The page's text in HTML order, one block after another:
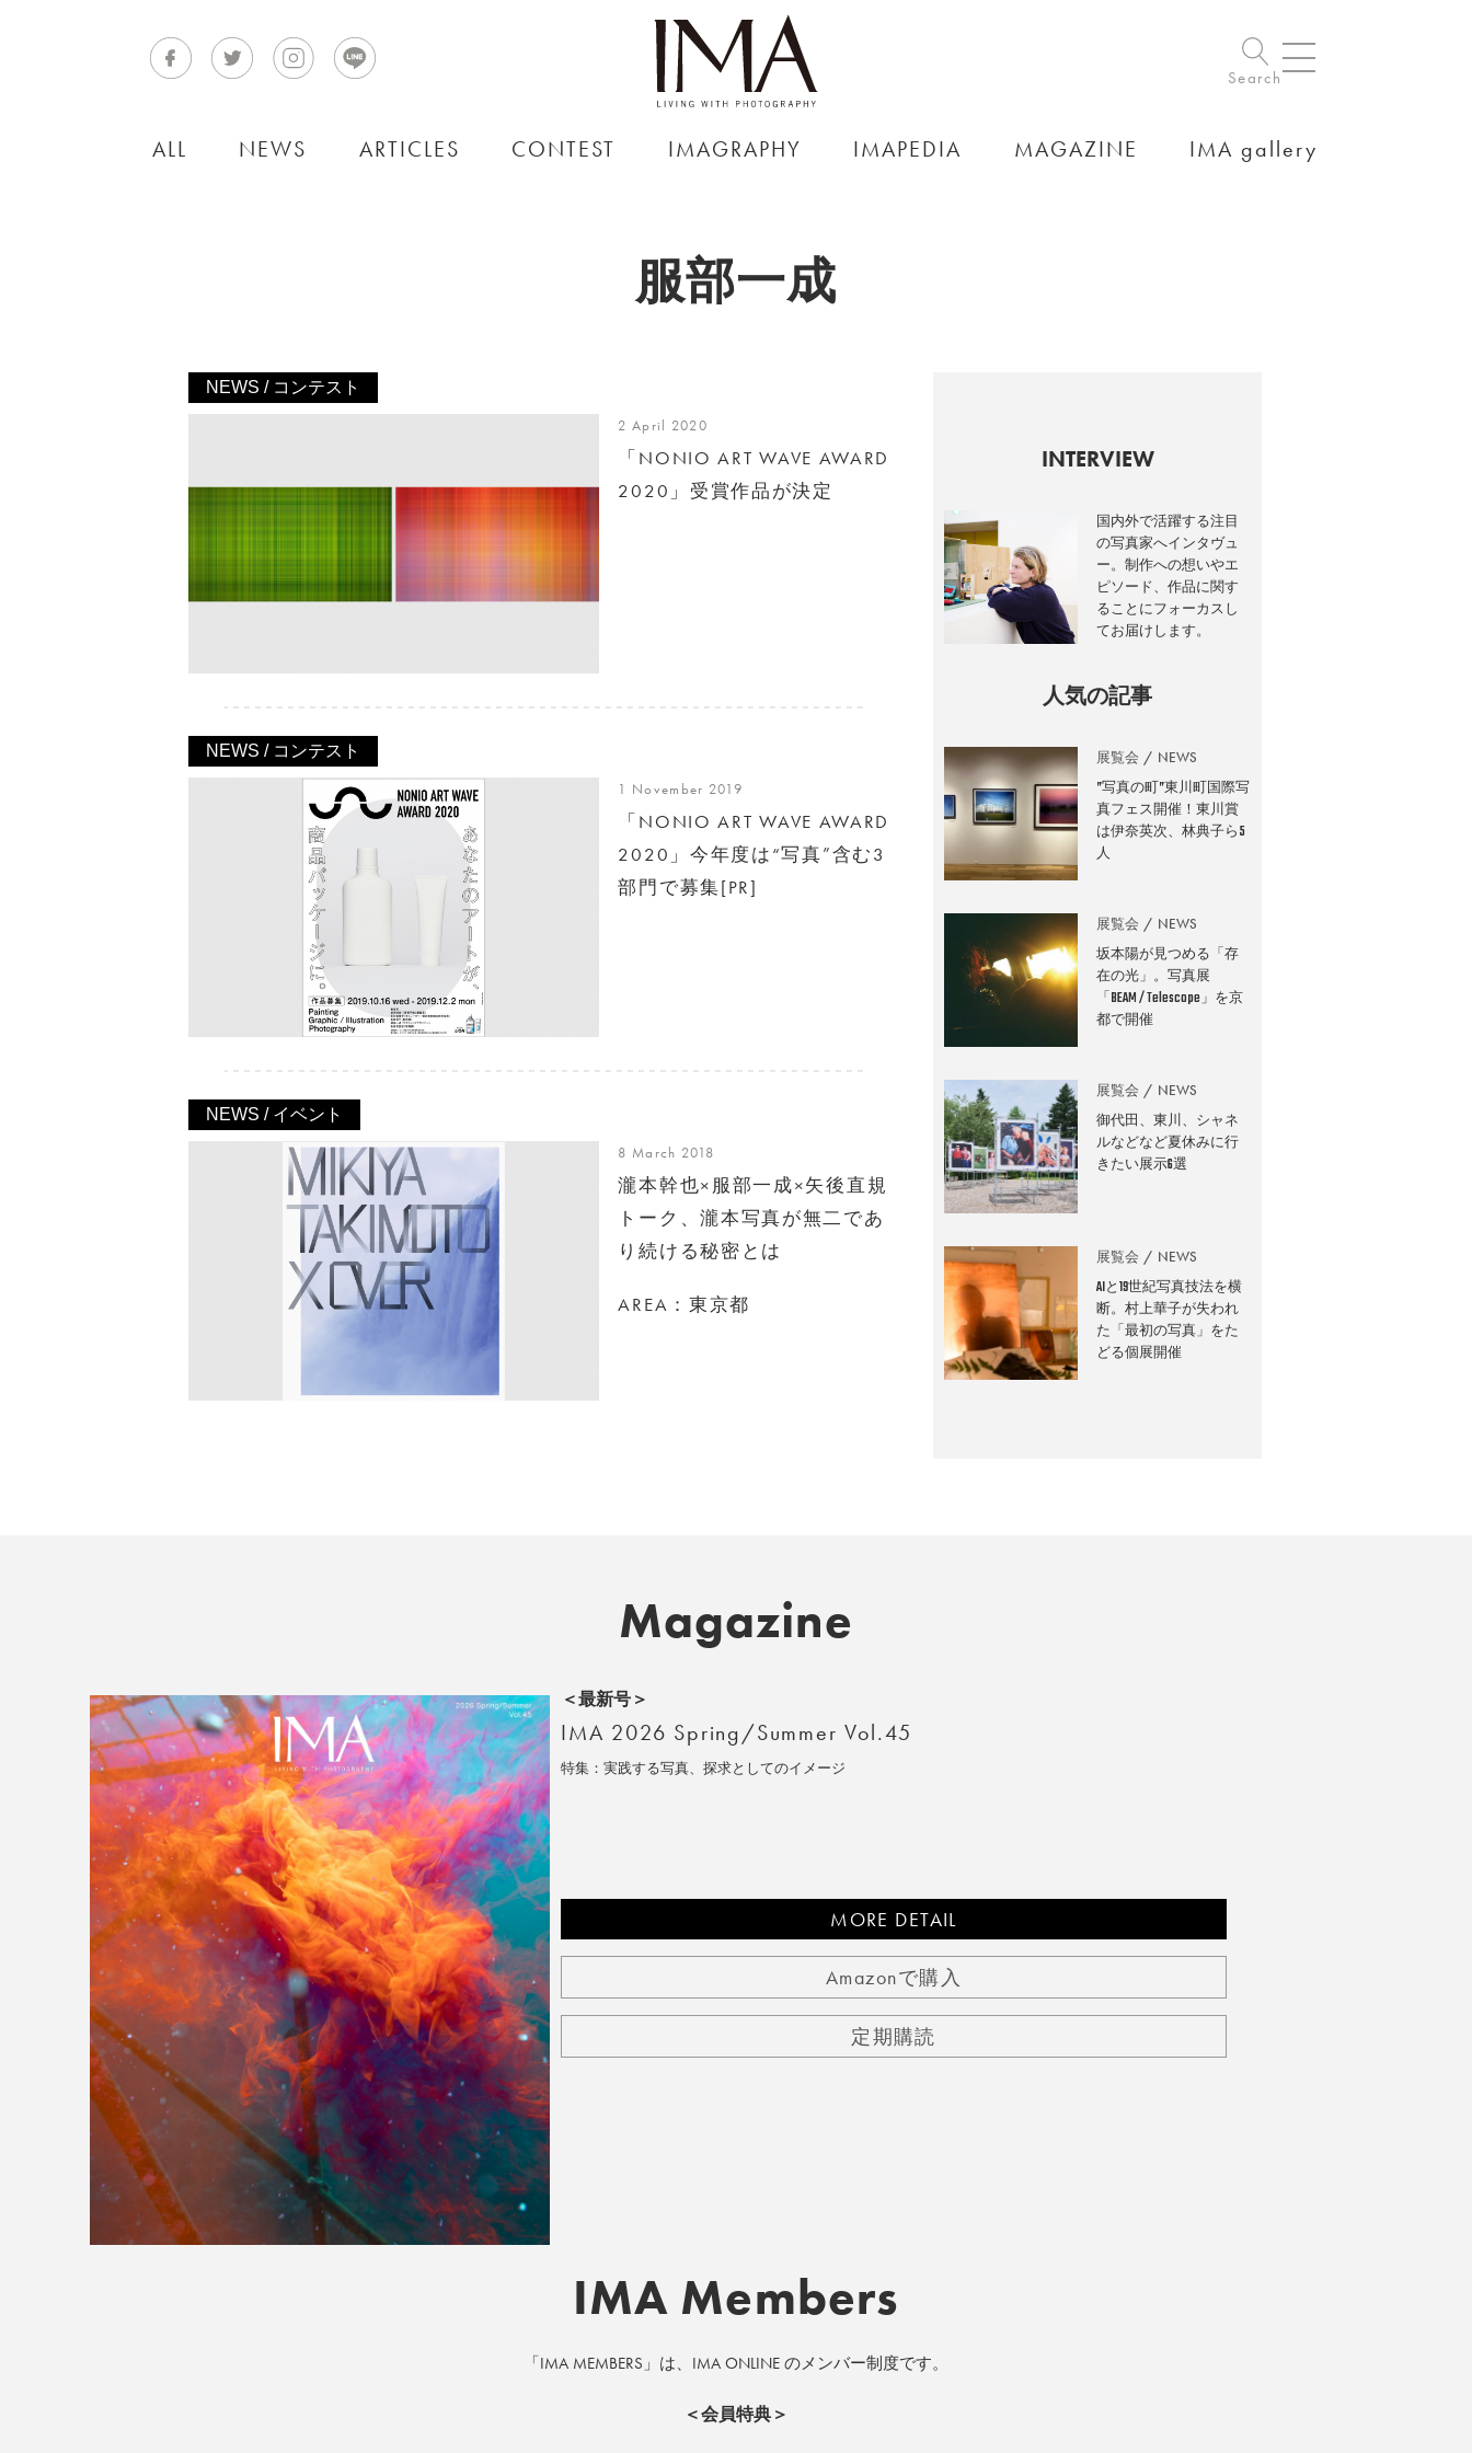
Search
ALL NEWS ARTICLES CONTEST IMAGRAPHY IMAPEDIA MAGAZINE IMA gallery
服部一成
NEWS / コンテスト
2 April 2020
「NONIO ART WAVE AWARD
2020」受賞作品が決定
NEWS / コンテスト
1 November 2019
「NONIO ART WAVE AWARD
2020」今年度は“写真”含む3
部門で募集[PR]
NEWS / イベント
8 March 2018
瀧本幹也×服部一成×矢後直規
トーク、瀧本写真が無二であ
り続ける秘密とは
AREA：東京都
INTERVIEW
国内外で活躍する注目
の写真家へインタヴュ
ー。制作への想いやエ
ピソード、作品に関す
ることにフォーカスし
てお届けします。
人気の記事
展覧会 NEWS
”写真の町”東川町国際写
真フェス開催！東川賞
は伊奈英次、林典子ら5
人
展覧会 NEWS
坂本陽が見つめる「存
在の光」。写真展
「BEAM / Telescope」を京
都で開催
展覧会 NEWS
御代田、東川、シャネ
ルなどなど夏休みに行
きたい展示6選
展覧会 NEWS
AIと19世紀写真技法を横
断。村上華子が失われ
た「最初の写真」をた
どる個展開催
Magazine
>>全国の取り扱い店舗
＜最新号＞
IMA 2026 Spring/Summer Vol.45
特集：実践する写真、探求としてのイメージ
MORE DETAIL
Amazonで購入
定期購読
IMA Members
「IMA MEMBERS」は、IMA ONLINE のメンバー制度です。
＜会員特典＞